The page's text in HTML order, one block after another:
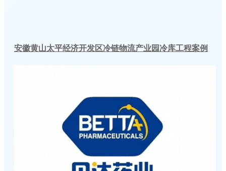
安徽黄山太平经济开发区冷链物流产业园冷库工程案例